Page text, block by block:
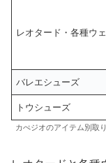
レオタード・各種ウ
バレエシューズ
トウシューズ
カぺジオのアイテム別取